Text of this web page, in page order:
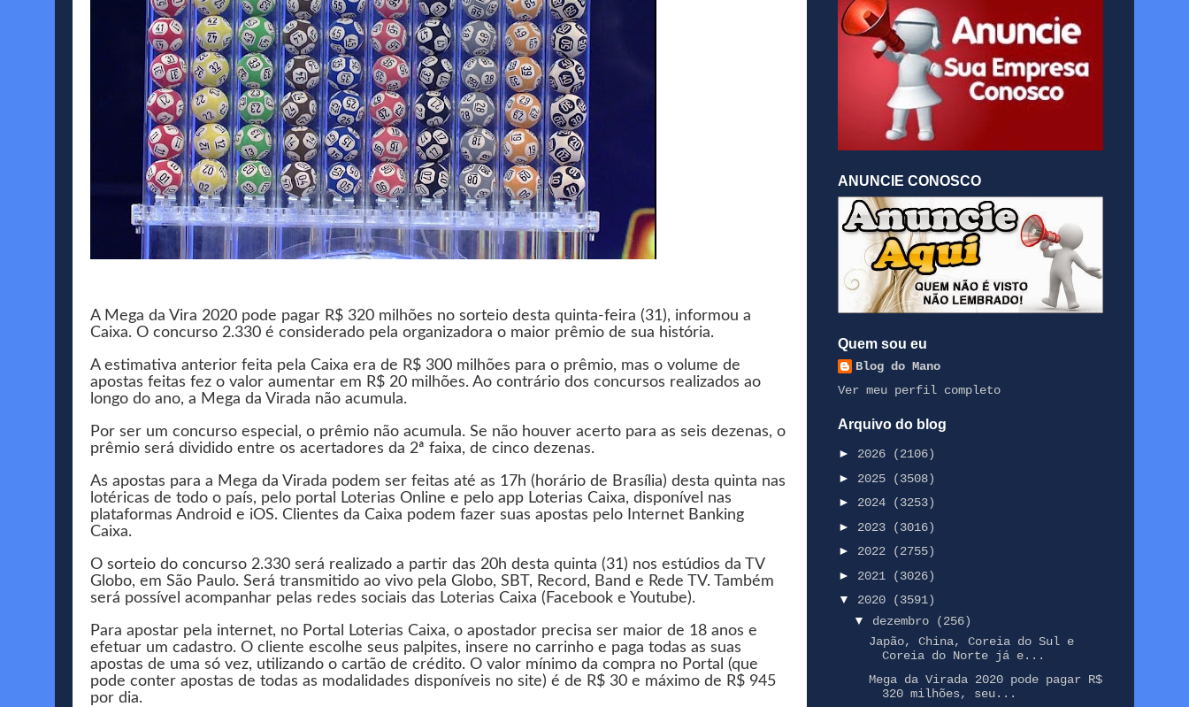
A Mega da Vira 2020 pode pagar R$ 320 milhões no sorteio desta quinta-feira (31), informou a
Caixa. O concurso 2.330 é considerado pela organizadora o maior prêmio de sua história.
A estimativa anterior feita pela Caixa era de R$ 300 milhões para o prêmio, mas o volume de
apostas feitas fez o valor aumentar em R$ 20 milhões. Ao contrário dos concursos realizados ao
longo do ano, a Mega da Virada não acumula.
Por ser um concurso especial, o prêmio não acumula. Se não houver acerto para as seis dezenas, o
prêmio será dividido entre os acertadores da 2ª faixa, de cinco dezenas.
As apostas para a Mega da Virada podem ser feitas até as 17h (horário de Brasília) desta quinta nas
lotéricas de todo o país, pelo portal Loterias Online e pelo app Loterias Caixa, disponível nas
plataformas Android e iOS. Clientes da Caixa podem fazer suas apostas pelo Internet Banking
Caixa.
O sorteio do concurso 2.330 será realizado a partir das 20h desta quinta (31) nos estúdios da TV
Globo, em São Paulo. Será transmitido ao vivo pela Globo, SBT, Record, Band e Rede TV. Também
será possível acompanhar pelas redes sociais das Loterias Caixa (Facebook e Youtube).
Para apostar pela internet, no Portal Loterias Caixa, o apostador precisa ser maior de 18 anos e
efetuar um cadastro. O cliente escolhe seus palpites, insere no carrinho e paga todas as suas
apostas de uma só vez, utilizando o cartão de crédito. O valor mínimo da compra no Portal (que
pode conter apostas de todas as modalidades disponíveis no site) é de R$ 30 e máximo de R$ 945
por dia.
ANUNCIE CONOSCO
Quem sou eu
Blog do Mano
Ver meu perfil completo
Arquivo do blog
► 2026
(2106)
► 2025
(3508)
► 2024
(3253)
► 2023
(3016)
► 2022
(2755)
► 2021
(3026)
▼ 2020
(3591)
▼ dezembro
(256)
Japão, China, Coreia do Sul e
Coreia do Norte já e...
Mega da Virada 2020 pode pagar R$
320 milhões, seu...